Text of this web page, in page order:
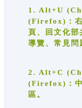
1. Alt+U
(Firefox)：右
頁、回文化
導覽、常見問
2. Alt+C
(Firefox)：中
區。